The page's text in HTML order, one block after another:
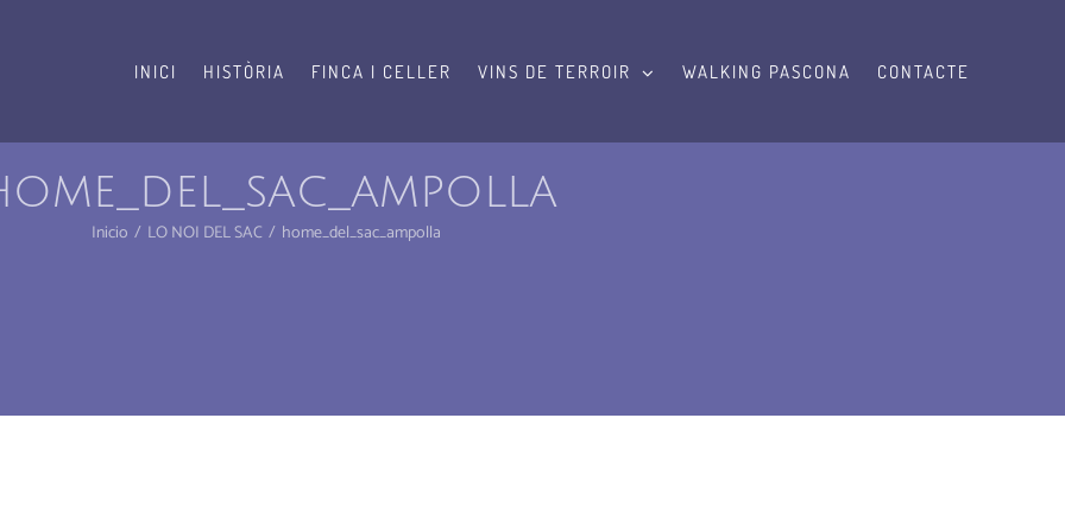
INICI HISTÒRIA FINCA I CELLER VINS DE TERROIR WALKING PASCONA CONTACTE
Inicio LO NOI DEL SAC home_del_sac_ampolla